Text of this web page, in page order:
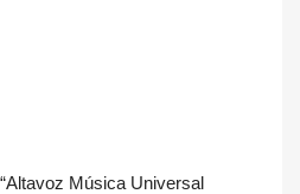
Música Universal